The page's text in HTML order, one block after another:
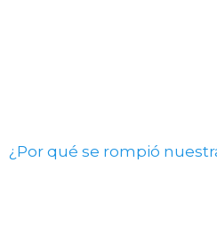
¿Por qué se rompió